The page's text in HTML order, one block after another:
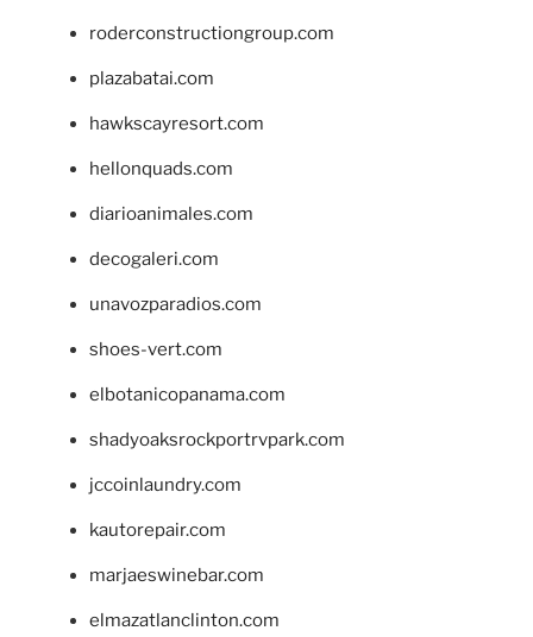
roderconstructiongroup.com
plazabatai.com
hawkscayresort.com
hellonquads.com
diarioanimales.com
decogaleri.com
unavozparadios.com
shoes-vert.com
elbotanicopanama.com
shadyoaksrockportrvpark.com
jccoinlaundry.com
kautorepair.com
marjaeswinebar.com
elmazatlanclinton.com